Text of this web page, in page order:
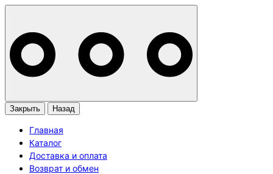
Закрыть Назад
Главная
Каталог
Доставка и оплата
Возврат и обмен